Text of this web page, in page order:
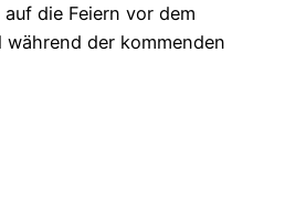
die Feiern vor dem
während der kommenden